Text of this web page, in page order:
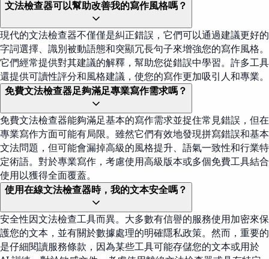
文法檢查器可以幫助改善我的寫作風格嗎？
現代的文法檢查器不僅僅是糾正錯誤，它們可以通過建議更好的
字詞選擇、識別被動語態和突顯冗長句子來增強您的寫作風格。
它們經常提供對其建議的解釋，幫助您從錯誤中學習。許多工具
還提供可讀性評分和風格建議，使您的寫作更加吸引人和專業。
免費文法檢查器足夠滿足專業寫作需求嗎？
免費文法檢查器能夠滿足基本的寫作需求並捉住常見錯誤，但在
專業寫作方面可能有局限。雖然它們有效地發現拼寫錯誤和基本
文法問題，但可能會漏掉高級的風格提升、語氣一致性和行業特
定術語。對於專業寫作，考慮使用高級版本或多個免費工具結合
使用以獲得全面覆蓋。
使用在線文法檢查器時，我的文本安全嗎？
安全性因文法檢查工具而異。大多數有信譽的服務使用加密來保
護您的文本，並有關於數據處理的明確隱私政策。然而，重要的
是仔細閱讀服務條款，因為某些工具可能存儲您的文本或用於